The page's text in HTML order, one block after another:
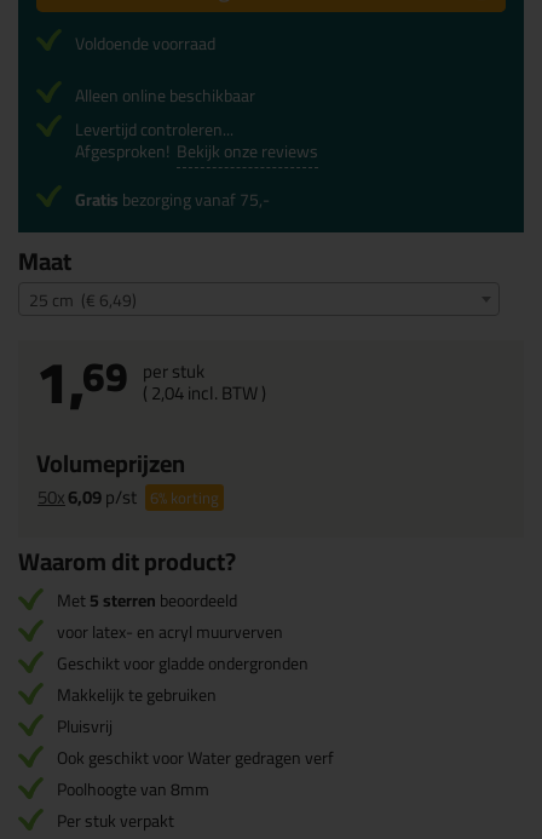
Maat
25 cm (€ 6,49)
1,69 per stuk
(2,04incl. BTW )
Volumeprijzen
50x6,09p/st 6%korting
Voldoende voorraad
Alleen online beschikbaar
Levertijd controleren...
Afgesproken! Bekijk onze reviews
Gratisbezorging vanaf 75,-
Waarom dit product?
Met5 sterrenbeoordeeld
voor latex- en acryl muurverven
Geschikt voor gladde ondergronden
Makkelijk te gebruiken
Pluisvrij
Ook geschikt voor Water gedragen verf
Poolhoogte van 8mm
Per stuk verpakt